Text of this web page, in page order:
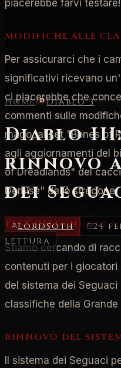
Home/ Diablo 3
Diablo III:
rinnovo
dei
LordSoth 24
lettura
piacerebbe farvi testare!
MODIFICHE ALLE
Per assicurarci che i
significativi ricevano
ci piacerebbe che
commenti sulle
mago, al set "Bones of
agli aggiornamenti del
of Dreadlands" del
Demise" dello stregone.
TEST DELLE NUOVE
Stiamo cercando di
contenuti per i
del sistema dei
classifiche della
RINNOVO DEL
Il sistema dei Seguaci